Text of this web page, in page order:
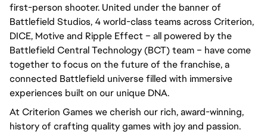
first-person shooter. United under the banner of
Battlefield Studios, 4 world-class teams across Criterion,
DICE, Motive and Ripple Effect – all powered by the
Battlefield Central Technology (BCT) team – have come
together to focus on the future of the franchise, a
connected Battlefield universe filled with immersive
experiences built on our unique DNA.
At Criterion Games we cherish our rich, award-winning,
history of crafting quality games with joy and passion.